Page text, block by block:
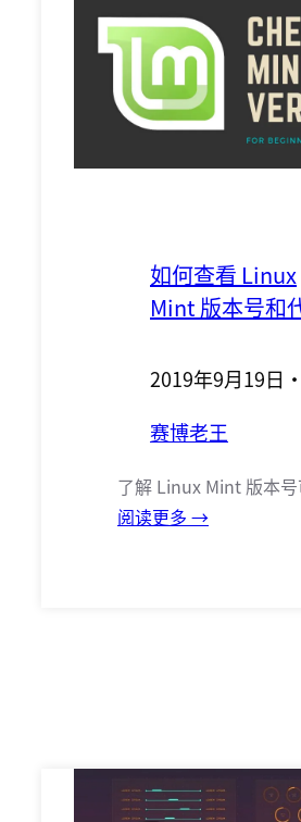
如何查看 Linux
Mint 版本号和
2019年9月19日 ·
赛博老王
了解 Linux Mint 版本
阅读更多 →